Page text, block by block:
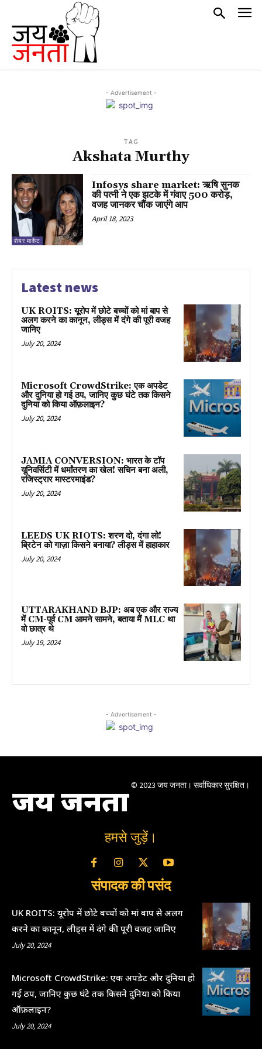
- Advertisement -
TAG
Akshata Murthy
शेयर मार्केट
Infosys share market: ऋषि सुनक
की पत्नी ने एक झटके में गंवाए 500 करोड़,
वजह जानकर चौंक जाएंगे आप
April 18, 2023
Latest news
UK ROITS: यूरोप में छोटे बच्चों को मां बाप से
अलग करने का कानून, लीड्स में दंगे की पूरी वजह
जानिए
July 20, 2024
Microsoft CrowdStrike: एक अपडेट
और दुनिया हो गई ठप, जानिए कुछ घंटे तक किसने
दुनिया को किया ऑफ़लाइन?
July 20, 2024
JAMIA CONVERSION: भारत के टॉप
यूनिवर्सिटी में धर्मांतरण का खेल! सचिन बना अली,
रजिस्ट्रार मास्टरमाइंड?
July 20, 2024
LEEDS UK RIOTS: शरण दो, दंगा लो!
ब्रिटेन को गाज़ा किसने बनाया? लीड्स में हाहाकार
July 20, 2024
UTTARAKHAND BJP: अब एक और राज्य
में CM-पूर्व CM आमने सामने, बताया मैं MLC था
वो छात्र थे
July 19, 2024
- Advertisement -
जय जनता © 2023 जय जनता। सर्वाधिकार सुरक्षित।
हमसे जुड़ें।
संपादक की पसंद
UK ROITS: यूरोप में छोटे बच्चों को मां बाप से अलग
करने का कानून, लीड्स में दंगे की पूरी वजह जानिए
July 20, 2024
Microsoft CrowdStrike: एक अपडेट और दुनिया हो
गई ठप, जानिए कुछ घंटे तक किसने दुनिया को किया
ऑफ़लाइन?
July 20, 2024